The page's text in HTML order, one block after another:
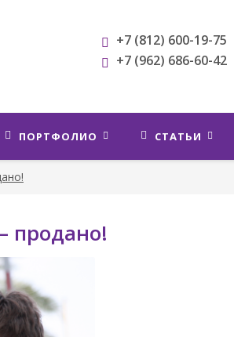
+7 (812) 600-19-75
+7 (962) 686-60-42
ПОРТФОЛИО СТАТЬИ
продано!